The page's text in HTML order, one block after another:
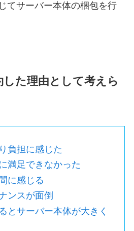
てサーバー本体の梱包を行
た理由として考えら
負担に感じた
満足できなかった
に感じる
ンスが面倒
とサーバー本体が大きく